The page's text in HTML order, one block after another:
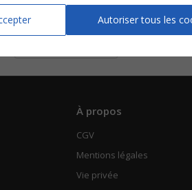
Sunny Afternoon
À propos
CGV
Mentions légales
Vie privée
Autoriser tous les